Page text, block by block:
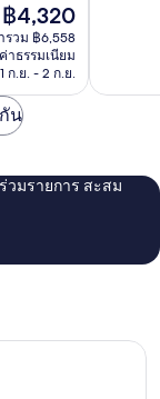
ราคา
ปัจจุบัน
คือ
฿4,320
฿4,320
รวม ฿6,558
าธรรมเนียม
1 ก.ย. - 2 ก.ย.
H2O
น
มรายการ สะสม